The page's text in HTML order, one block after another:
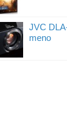
JVC
meno